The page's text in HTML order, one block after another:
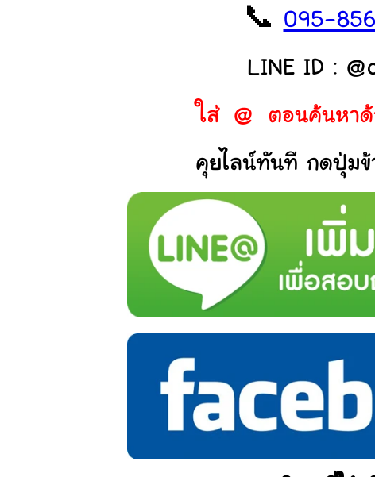
📞 095-
LINE ID :
ใส่ @ ตอนค้นหาด้
คุยไลน์ทันที กดปุ่มข้